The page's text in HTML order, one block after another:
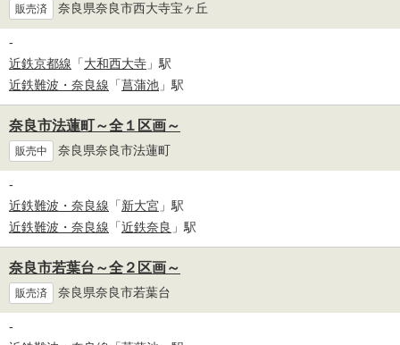
販売済 奈良県奈良市西大寺宝ヶ丘
-
近鉄京都線 「大和西大寺 」駅
近鉄難波・奈良線 「菖蒲池 」駅
奈良市法蓮町～全１区画～
販売中 奈良県奈良市法蓮町
-
近鉄難波・奈良線 「新大宮 」駅
近鉄難波・奈良線 「近鉄奈良 」駅
奈良市若葉台～全２区画～
販売済 奈良県奈良市若葉台
-